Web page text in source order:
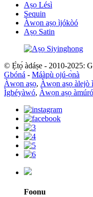
Aṣọ Lésì
Sequin
Àwọn aṣọ ìjókòó
Aṣọ Satin
© Ẹ̀tọ́ àdáṣe - 2010-2025:
Gbóná - Máàpù ojú-ọ̀nà
Àwọn aṣọ, Àwọn aṣọ àlejò
Ìgbéyàwó, Àwọn aṣọ àmúró
Foonu